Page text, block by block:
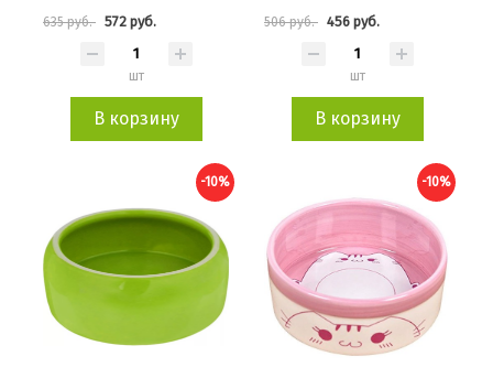
635 руб. 572 руб.
шт
В корзину
506 руб. 456 руб.
шт
В корзину
-10% -10%